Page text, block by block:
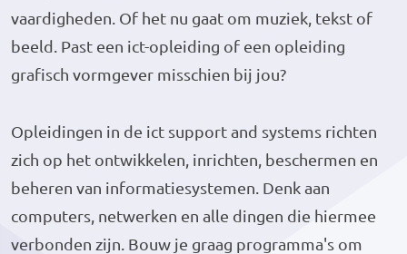
vaardigheden. Of het nu gaat om muziek, tekst of
beeld. Past een ict-opleiding of een opleiding
grafisch vormgever misschien bij jou?
Opleidingen in de ict support and systems richten
zich op het ontwikkelen, inrichten, beschermen en
beheren van informatiesystemen. Denk aan
computers, netwerken en alle dingen die hiermee
verbonden zijn. Bouw je graag programma's om